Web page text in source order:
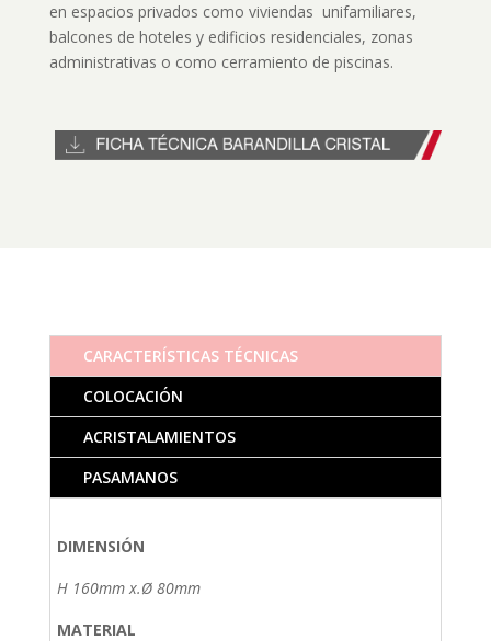
en espacios privados como viviendas unifamiliares,
balcones de hoteles y edificios residenciales, zonas
administrativas o como cerramiento de piscinas.
CARACTERÍSTICAS TÉCNICAS
COLOCACIÓN
ACRISTALAMIENTOS
PASAMANOS
DIMENSIÓN
H 160mm x.Ø 80mm
MATERIAL